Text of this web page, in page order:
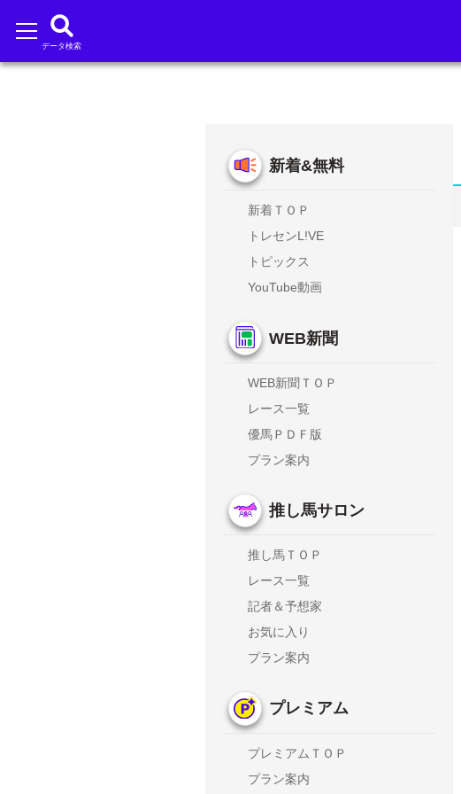
データ検索
新着&無料
新着ＴＯＰ
トレセンL!VE
トピックス
YouTube動画
WEB新聞
WEB新聞ＴＯＰ
レース一覧
優馬ＰＤＦ版
プラン案内
推し馬サロン
推し馬ＴＯＰ
レース一覧
記者＆予想家
お気に入り
プラン案内
プレミアム
プレミアムＴＯＰ
プラン案内